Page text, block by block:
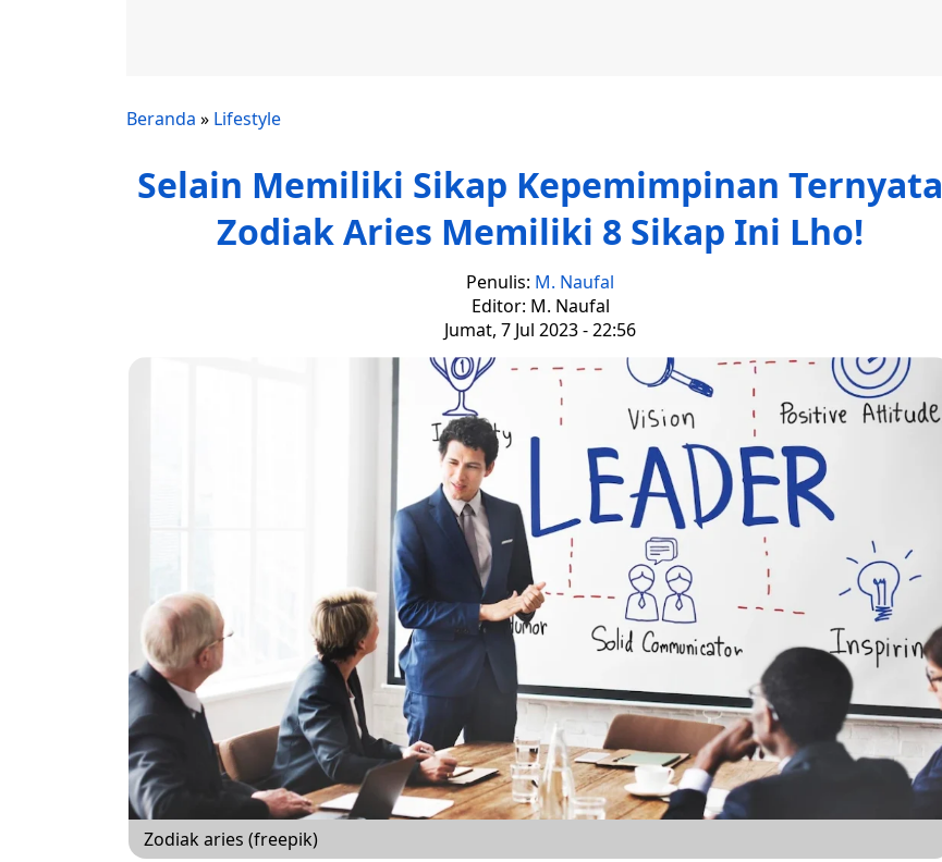
Beranda » Lifestyle
Selain Memiliki Sikap Kepemimpinan Ternyata
Zodiak Aries Memiliki 8 Sikap Ini Lho!
Penulis: M. Naufal
Editor: M. Naufal
Jumat, 7 Jul 2023 - 22:56
Zodiak aries (freepik)